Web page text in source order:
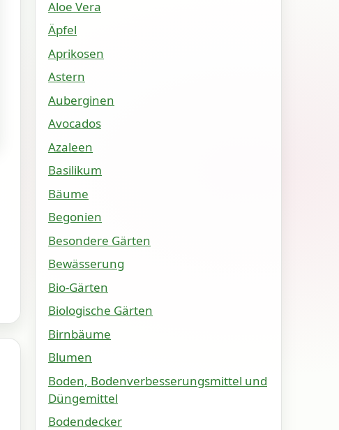
Aloe Vera
Äpfel
Aprikosen
Astern
Auberginen
Avocados
Azaleen
Basilikum
Bäume
Begonien
Besondere Gärten
Bewässerung
Bio-Gärten
Biologische Gärten
Birnbäume
Blumen
Boden, Bodenverbesserungsmittel und
Düngemittel
Bodendecker